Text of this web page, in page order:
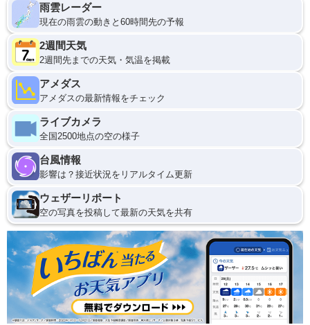
雨雲レーダー
現在の雨雲の動きと60時間先の予報
2週間天気
2週間先までの天気・気温を掲載
アメダス
アメダスの最新情報をチェック
ライブカメラ
全国2500地点の空の様子
台風情報
影響は？接近状況をリアルタイム更新
ウェザーリポート
空の写真を投稿して最新の天気を共有